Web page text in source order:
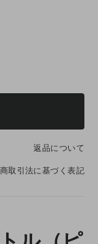
返品について
取引法に基づく表記